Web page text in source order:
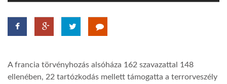
A francia törvényhozás alsóháza 162 szavazattal 148
ellenében, 22 tartózkodás mellett támogatta a terrorveszély